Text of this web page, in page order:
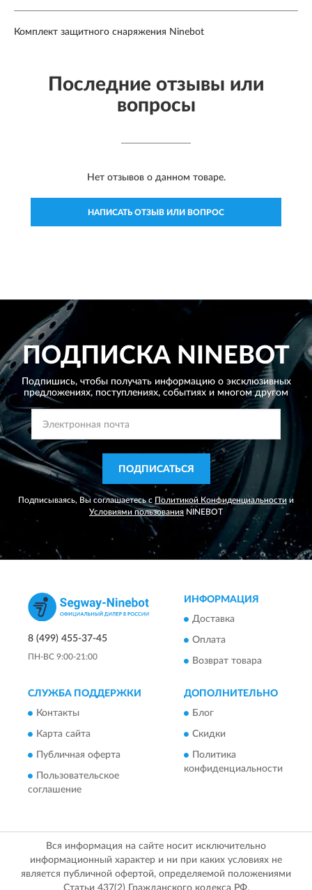
Комплект защитного снаряжения Ninebot
Последние отзывы или
вопросы
Нет отзывов о данном товаре.
НАПИСАТЬ ОТЗЫВ ИЛИ ВОПРОС
ПОДПИСКА NINEBOT
Подпишись, чтобы получать информацию о эксклюзивных
предложениях, поступлениях, событиях и многом другом
ПОДПИСАТЬСЯ
Подписываясь, Вы соглашаетесь с Политикой Конфиденциальности и
Условиями пользования NINEBOT
8 (499) 455-37-45
ПН-ВС 9:00-21:00
ИНФОРМАЦИЯ
Доставка
Оплата
Возврат товара
СЛУЖБА ПОДДЕРЖКИ
Контакты
Карта сайта
Публичная оферта
Пользовательское
соглашение
ДОПОЛНИТЕЛЬНО
Блог
Скидки
Политика
конфиденциальности
Вся информация на сайте носит исключительно
информационный характер и ни при каких условиях не
является публичной офертой, определяемой положениями
Статьи 437(2) Гражданского кодекса РФ.